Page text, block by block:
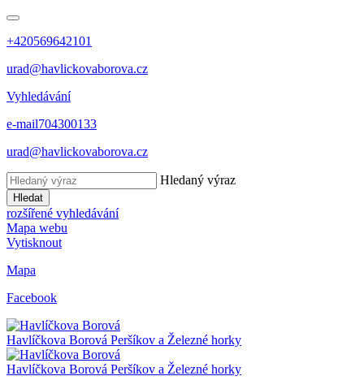
+420569642101
urad@havlickovaborova.cz
Vyhledávání
e-mail704300133
urad@havlickovaborova.cz
Hledaný výraz
Hledat
rozšířené vyhledávání
Mapa webu
Vytisknout
Mapa
Facebook
Havlíčkova Borová Peršíkov a Železné horky
Havlíčkova Borová Peršíkov a Železné horky